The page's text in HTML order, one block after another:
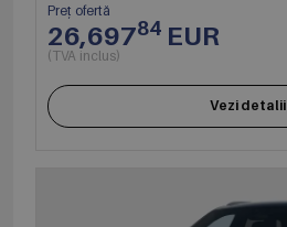
Preț ofertă
26,69784 EUR
(TVA inclus)
Vezi detalii